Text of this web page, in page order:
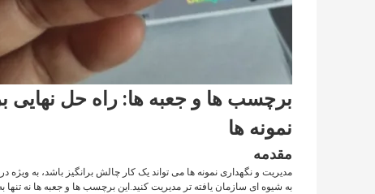
برچسب ها و جعبه ها: راه حل نهایی
نمونه ها
مقدمه
به شیوه ای سازمان یافته تر مدیریت کنید.این برچسب ها و جعبه ها نه